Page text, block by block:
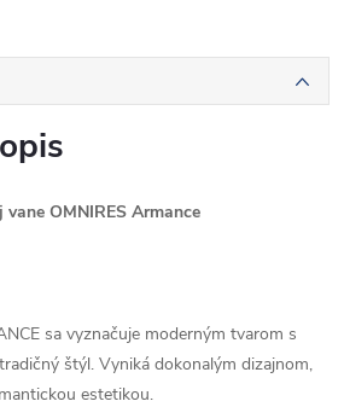
OMNIRES Armance
sa vyznačuje moderným tvarom s
štýl. Vyniká dokonalým dizajnom,
estetikou.